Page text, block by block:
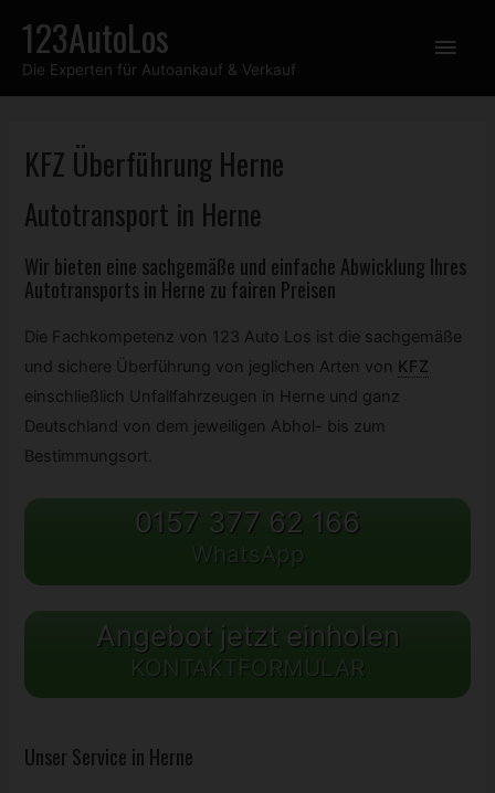
Inhalt
springen
123AutoLos
Die Experten für Autoankauf & Verkauf
KFZ Überführung Herne
Autotransport in Herne
Wir bieten eine sachgemäße und einfache Abwicklung Ihres
Autotransports in Herne zu fairen Preisen
Die Fachkompetenz von 123 Auto Los ist die sachgemäße
und sichere Überführung von jeglichen Arten von KFZ
einschließlich Unfallfahrzeugen in Herne und ganz
Deutschland von dem jeweiligen Abhol- bis zum
Bestimmungsort.
0157 377 62 166
WhatsApp
Angebot jetzt einholen
KONTAKTFORMULAR
Unser Service in Herne